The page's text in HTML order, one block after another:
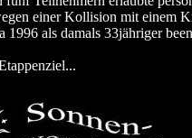
einer Kollision mit einem
als damals 33jähriger